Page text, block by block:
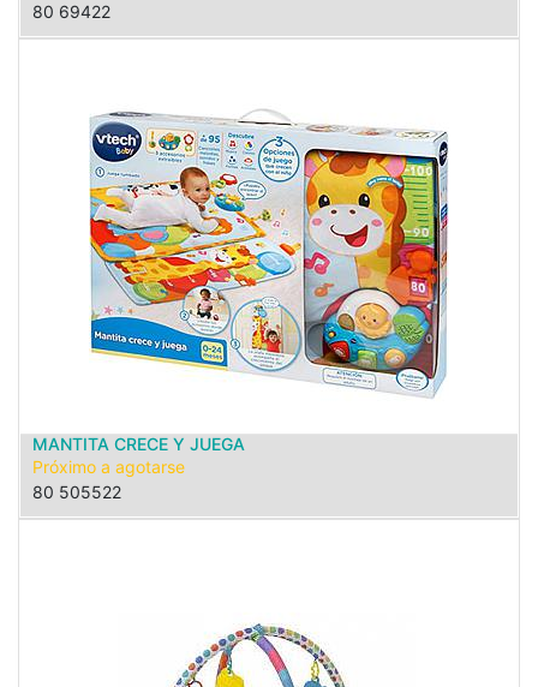
80 69422
MANTITA CRECE Y JUEGA
Próximo a agotarse
80 505522